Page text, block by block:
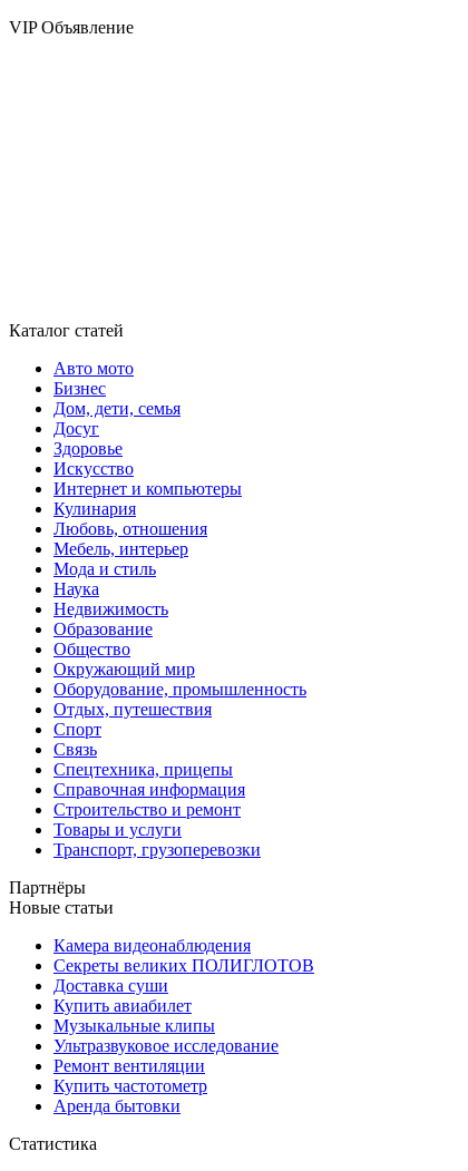
VIP Объявление
Каталог статей
Авто мото
Бизнес
Дом, дети, семья
Досуг
Здоровье
Искусство
Интернет и компьютеры
Кулинария
Любовь, отношения
Мебель, интерьер
Мода и стиль
Наука
Недвижимость
Образование
Общество
Окружающий мир
Оборудование, промышленность
Отдых, путешествия
Спорт
Связь
Спецтехника, прицепы
Справочная информация
Строительство и ремонт
Товары и услуги
Транспорт, грузоперевозки
Партнёры
Новые статьи
Камера видеонаблюдения
Секреты великих ПОЛИГЛОТОВ
Доставка суши
Купить авиабилет
Музыкальные клипы
Ультразвуковое исследование
Ремонт вентиляции
Купить частотометр
Аренда бытовки
Статистика